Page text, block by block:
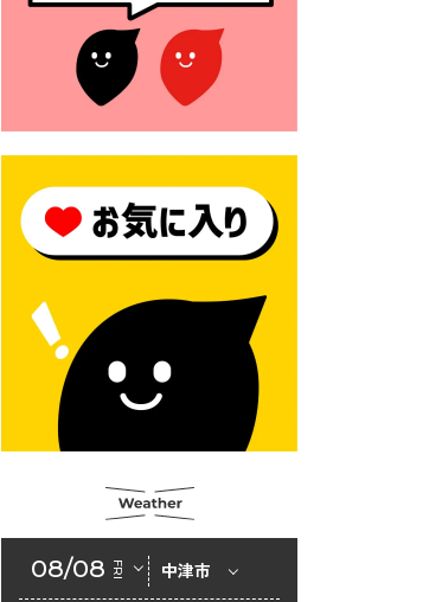
内業者対象）を更新しまし
2026年6月23日 （一財）豊前
市佐野・則尾育英会奨学生募
2026年6月18日 セアカゴケグ
モにご注意ください！
ェルターの指定
2026年6月10日 令和８年経済
センサス-活動調査
2026年6月9日 令和８年第３
回定例会「一般質問一覧表」
2026年6月5日 新婚世帯の家
2026年6月2日 戸籍に氏名の
振り仮名が記載されます
08/08 FRI 中津市